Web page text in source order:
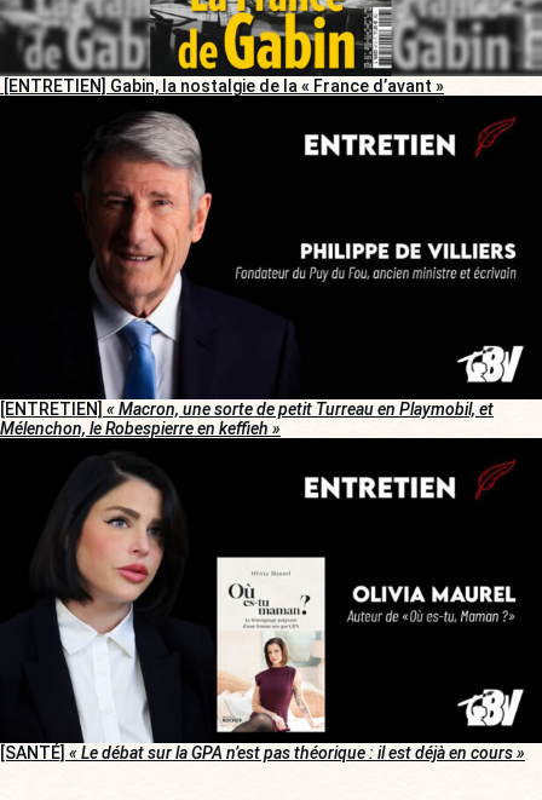
[ENTRETIEN] Gabin, la nostalgie de la « France d’avant »
[ENTRETIEN] « Macron, une sorte de petit Turreau en Playmobil, et
Mélenchon, le Robespierre en keffieh »
[SANTÉ] « Le débat sur la GPA n’est pas théorique : il est déjà en cours »